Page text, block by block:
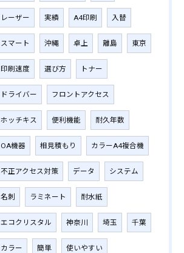
レーザー 実績 A4印刷 入替
スマート 沖縄 卓上 離島 東京
印刷速度 選び方 トナー
ドライバー フロントアクセス
ホッチキス 便利機能 耐久年数
OA機器 相見積もり カラーA4複合機
不正アクセス対策 データ システム
名刺 ラミネート 耐水紙
エコクリスタル 神奈川 埼玉 千葉
カラー 簡単 使いやすい